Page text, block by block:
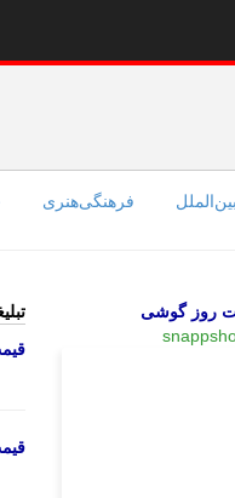
بین‌الملل فرهنگی‌هنری
روز گوشی